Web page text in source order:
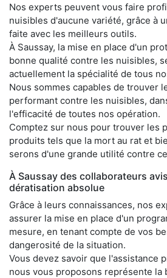
Nos experts peuvent vous faire
nuisibles d'aucune variété, grâce à
faite avec les meilleurs outils.
À Saussay, la mise en place d'un
bonne qualité contre les nuisibles,
actuellement la spécialité de tous
Nous sommes capables de trouver
performant contre les nuisibles,
l'efficacité de toutes nos opération.
Comptez sur nous pour trouver les
produits tels que la mort au rat et
serons d'une grande utilité contre
À Saussay des collaborateurs
dératisation absolue
Grâce à leurs connaissances, nos
assurer la mise en place d'un
mesure, en tenant compte de vos
dangerosité de la situation.
Vous devez savoir que l'assistance
nous vous proposons représente la